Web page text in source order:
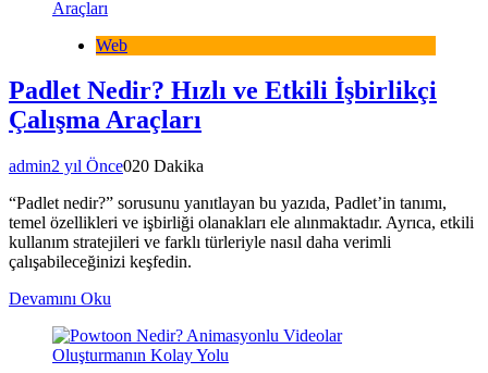
Web
Padlet Nedir? Hızlı ve Etkili İşbirlikçi
Çalışma Araçları
admin2 yıl Önce020 Dakika
“Padlet nedir?” sorusunu yanıtlayan bu yazıda, Padlet’in tanımı,
temel özellikleri ve işbirliği olanakları ele alınmaktadır. Ayrıca, etkili
kullanım stratejileri ve farklı türleriyle nasıl daha verimli
çalışabileceğinizi keşfedin.
Devamını Oku